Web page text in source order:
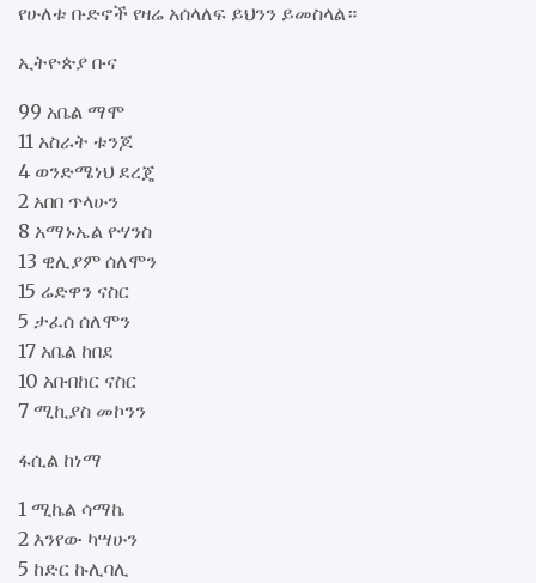
የሁለቱ ቡድኖች የዛሬ አሰላለፍ ይህንን ይመስላል።
ኢትዮጵያ ቡና
99 አቤል ማሞ
11 አስራት ቱንጆ
4 ወንድሜነህ ደረጄ
2 አበበ ጥላሁን
8 አማኑኤል ዮሃንስ
13 ዊሊያም ሰለሞን
15 ሬድዋን ናስር
5 ታፈሰ ሰለሞን
17 አቤል ከበደ
10 አቡበከር ናስር
7 ሚኪያስ መኮንን
ፋሲል ከነማ
1 ሚኬል ሳማኬ
2 እንየው ካሣሁን
5 ከድር ኩሊባሊ